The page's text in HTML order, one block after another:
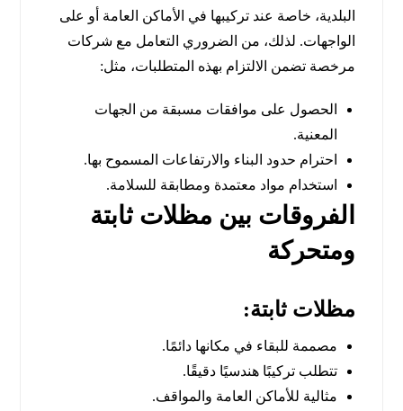
البلدية، خاصة عند تركيبها في الأماكن العامة أو على
الواجهات. لذلك، من الضروري التعامل مع شركات
مرخصة تضمن الالتزام بهذه المتطلبات، مثل:
الحصول على موافقات مسبقة من الجهات
المعنية.
احترام حدود البناء والارتفاعات المسموح بها.
استخدام مواد معتمدة ومطابقة للسلامة.
الفروقات بين مظلات ثابتة
ومتحركة
مظلات ثابتة:
مصممة للبقاء في مكانها دائمًا.
تتطلب تركيبًا هندسيًا دقيقًا.
مثالية للأماكن العامة والمواقف.